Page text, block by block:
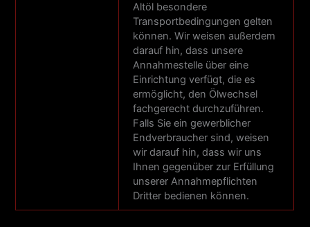
Altöl besondere
Transportbedingungen gelten
können. Wir weisen außerdem
darauf hin, dass unsere
Annahmestelle über eine
Einrichtung verfügt, die es
ermöglicht, den Ölwechsel
fachgerecht durchzuführen.
Falls Sie ein gewerblicher
Endverbraucher sind, weisen
wir darauf hin, dass wir uns
Ihnen gegenüber zur Erfüllung
unserer Annahmepflichten
Dritter bedienen können.